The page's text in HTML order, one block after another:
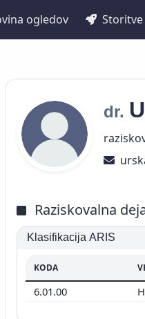
ogledov Storitve
dr.
Raziskovalna
Klasifikacija ARIS
KODA
6.01.00